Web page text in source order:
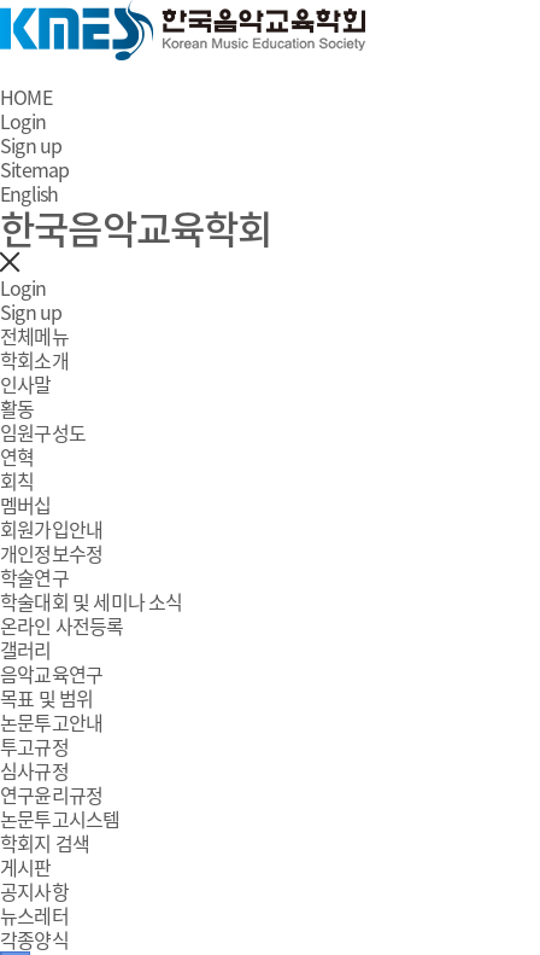
HOME
Login
Sign up
Sitemap
English
한국음악교육학회
Login
Sign up
전체메뉴
학회소개
인사말
활동
임원구성도
연혁
회칙
멤버십
회원가입안내
개인정보수정
학술연구
학술대회 및 세미나 소식
온라인 사전등록
갤러리
음악교육연구
목표 및 범위
논문투고안내
투고규정
심사규정
연구윤리규정
논문투고시스템
학회지 검색
게시판
공지사항
뉴스레터
각종양식